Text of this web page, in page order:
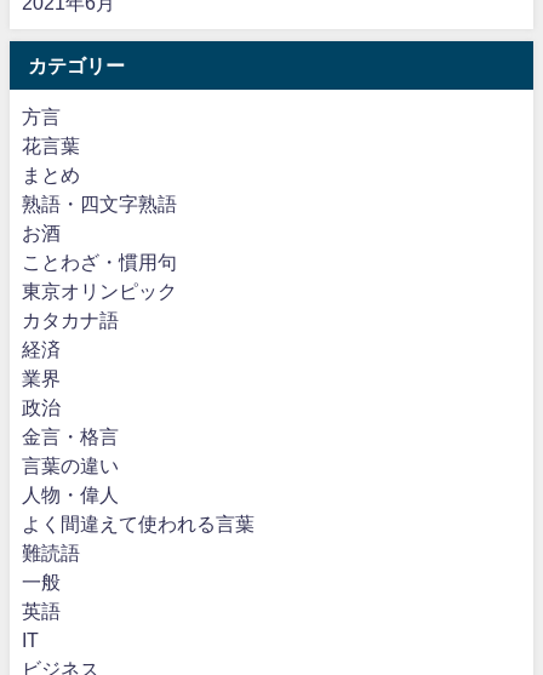
カテゴリー
方言
花言葉
まとめ
熟語・四文字熟語
お酒
ことわざ・慣用句
東京オリンピック
カタカナ語
経済
業界
政治
金言・格言
言葉の違い
人物・偉人
よく間違えて使われる言葉
難読語
一般
英語
IT
ビジネス